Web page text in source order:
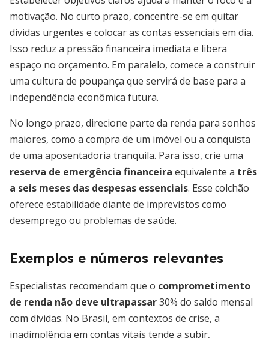
motivação. No curto prazo, concentre-se em quitar
dívidas urgentes e colocar as contas essenciais em dia.
Isso reduz a pressão financeira imediata e libera
espaço no orçamento. Em paralelo, comece a construir
uma cultura de poupança que servirá de base para a
independência econômica futura.
No longo prazo, direcione parte da renda para sonhos
maiores, como a compra de um imóvel ou a conquista
de uma aposentadoria tranquila. Para isso, crie uma
reserva de emergência financeira equivalente a três
a seis meses das despesas essenciais. Esse colchão
oferece estabilidade diante de imprevistos como
desemprego ou problemas de saúde.
Exemplos e números relevantes
Especialistas recomendam que o comprometimento
de renda não deve ultrapassar30% do saldo mensal
com dívidas. No Brasil, em contextos de crise, a
inadimplência em contas vitais tende a subir,